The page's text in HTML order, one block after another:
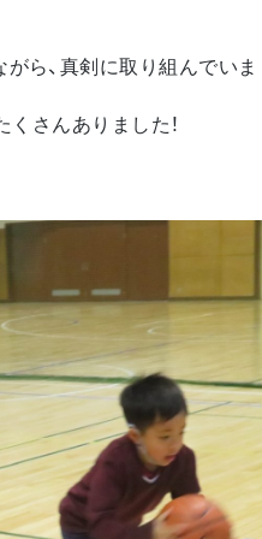
ら、真剣に取り組んでいま
さんありました！